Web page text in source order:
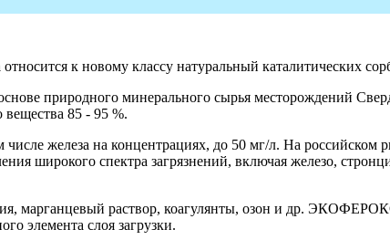
относится к новому классу натуральный каталитических
природного минерального сырья месторождений
85 - 95 %.
числе железа на концентрациях, до 50 мг/л. На российском
широкого спектра загрязнений, включая железо,
марганцевый раствор, коагулянты, озон и др.
элемента слоя загрузки.